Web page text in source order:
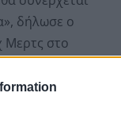
δήλωσε ο
Μερτς στο
Ηλυσίων